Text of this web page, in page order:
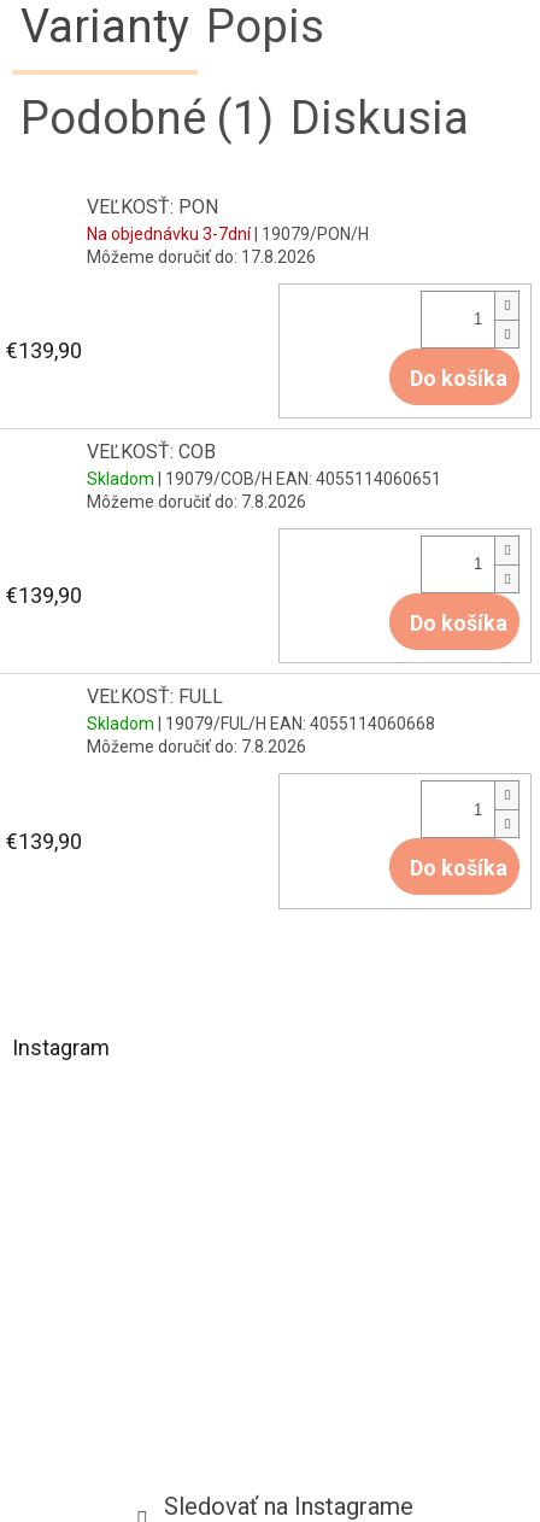
Varianty Popis
Podobné (1) Diskusia
VEĽKOSŤ: PON
Na objednávku 3-7dní | 19079/PON/H
Môžeme doručiť do: 17.8.2026
€139,90
Do košíka
VEĽKOSŤ: COB
Skladom | 19079/COB/H EAN: 4055114060651
Môžeme doručiť do: 7.8.2026
€139,90
Do košíka
VEĽKOSŤ: FULL
Skladom | 19079/FUL/H EAN: 4055114060668
Môžeme doručiť do: 7.8.2026
€139,90
Do košíka
á
Instagram
Sledovať na Instagrame